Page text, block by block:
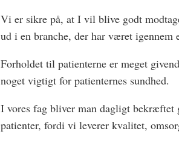
Vi er sikre på, at I vil blive godt
ud i en branche, der har været igennem
Forholdet til patienterne er meget
noget vigtigt for patienternes sundhed.
I vores fag bliver man dagligt
patienter, fordi vi leverer kvalitet,